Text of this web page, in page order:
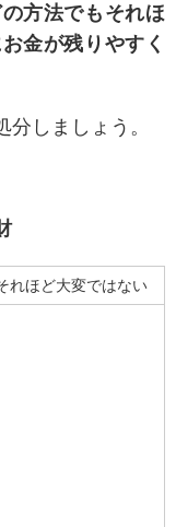
方法でもそれほ
金が残りやすく
しましょう。
れほど大変ではない